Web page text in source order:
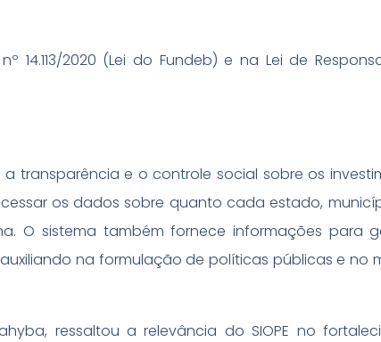
14.113/2020 (Lei do Fundeb) e na Lei de
a transparência e o controle social sobre os
os dados sobre quanto cada estado,
O sistema também fornece informações para
na formulação de políticas públicas e no
ressaltou a relevância do SIOPE no